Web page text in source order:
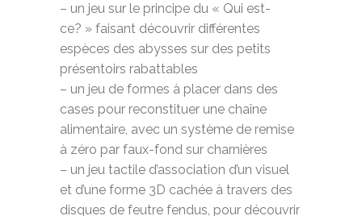
– un jeu sur le principe du « Qui est-
ce? » faisant découvrir différentes
espèces des abysses sur des petits
présentoirs rabattables
– un jeu de formes à placer dans des
cases pour reconstituer une chaîne
alimentaire, avec un système de remise
à zéro par faux-fond sur charnières
– un jeu tactile d’association d’un visuel
et d’une forme 3D cachée à travers des
disques de feutre fendus, pour découvrir